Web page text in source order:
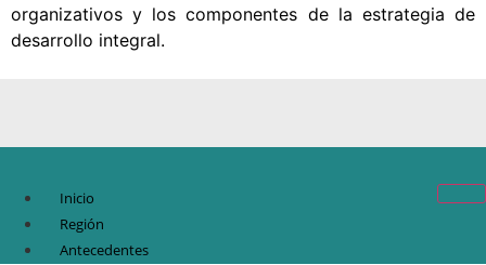
organizativos y los componentes de la estrategia de
desarrollo integral.
Inicio
Región
Antecedentes